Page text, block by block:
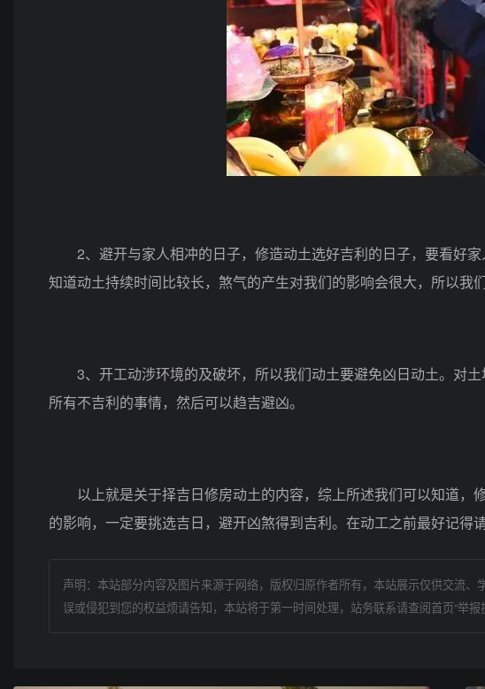
2、避开与家人相冲的日子，修造动土选好吉利的日子，要看好家
知道动土持续时间比较长，煞气的产生对我们的影响会很大，所以我
3、开工动涉环境的及破坏，所以我们动土要避免凶日动土。对
所有不吉利的事情，然后可以趋吉避凶。
以上就是关于择吉日修房动土的内容，综上所述我们可以知道，
的影响，一定要挑选吉日，避开凶煞得到吉利。在动工之前最好记得
声明：本站部分内容及图片来源于网络，版权归原作者所有，本站展示仅供交流
误或侵犯到您的权益烦请告知，本站将于第一时间处理，站务联系请查阅首页“举报